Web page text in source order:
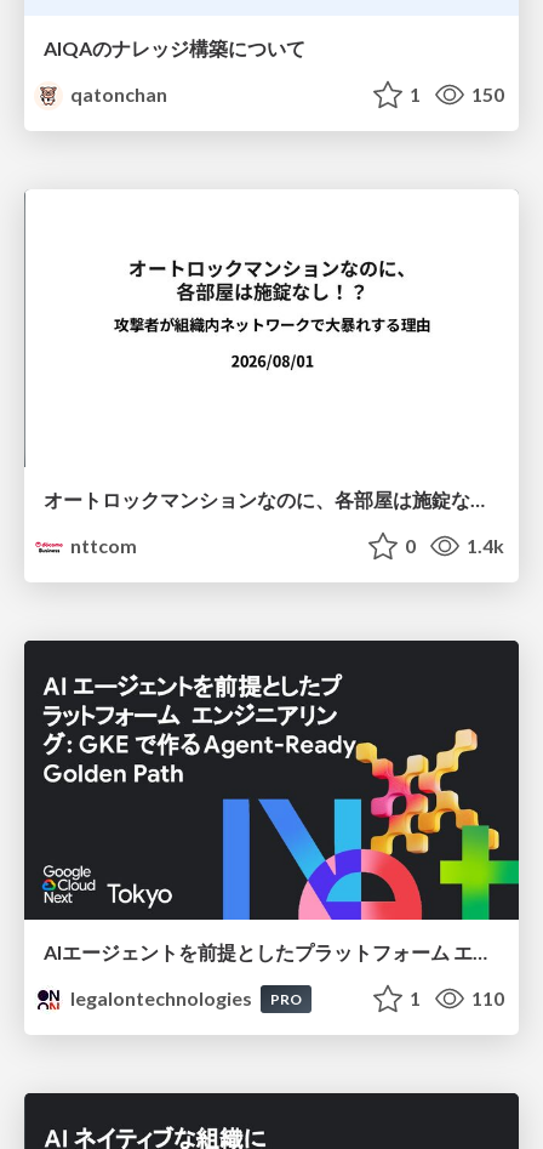
AIQAのナレッジ構築について
qatonchan
1 150
オートロックマンションなのに、各部屋は施錠なし！？ 攻撃者が組織内ネットワークで大暴れする理由 / The Front Door Is Locked, but the Rooms Are Wide Open: Why Attackers Move Freely Inside Enterprise Networks
nttcom
0 1.4k
legalontechnologies
PRO 1 110